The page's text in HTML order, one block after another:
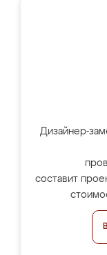
Дизайнер-
составит